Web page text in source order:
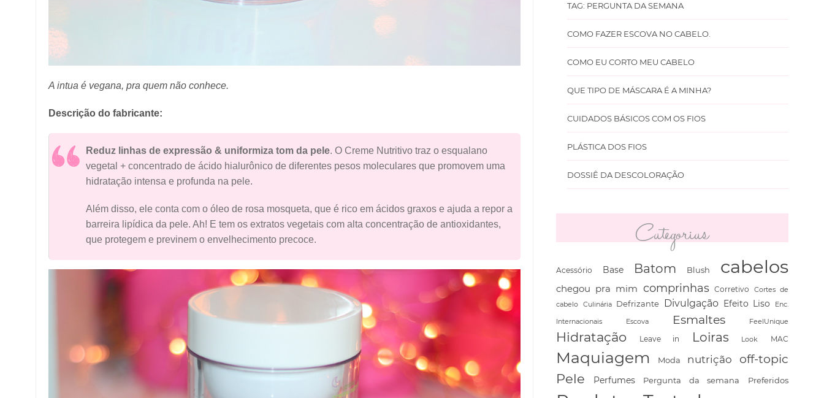
A intua é vegana, pra quem não conhece.
Descrição do fabricante:
Reduz linhas de expressão & uniformiza tom da pele. O Creme Nutritivo traz o esqualano
vegetal + concentrado de ácido hialurônico de diferentes pesos moleculares que promovem uma
hidratação intensa e profunda na pele.
Além disso, ele conta com o óleo de rosa mosqueta, que é rico em ácidos graxos e ajuda a repor a
barreira lipídica da pele. Ah! E tem os extratos vegetais com alta concentração de antioxidantes,
que protegem e previnem o envelhecimento precoce.
TAG: PERGUNTA DA SEMANA
COMO FAZER ESCOVA NO CABELO.
COMO EU CORTO MEU CABELO
QUE TIPO DE MÁSCARA É A MINHA?
CUIDADOS BÁSICOS COM OS FIOS
PLÁSTICA DOS FIOS
DOSSIÊ DA DESCOLORAÇÃO
Categorias
Acessório Base Batom Blush cabelos
chegou pra mim comprinhas Corretivo
Cortes de
cabelo Culinária Defrizante Divulgação Efeito Liso Enc.
Internacionais Escova Esmaltes FeelUnique
Hidratação Leave in Loiras Look MAC
Maquiagem Moda nutrição off-topic
Pele Perfumes Pergunta da semana Preferidos